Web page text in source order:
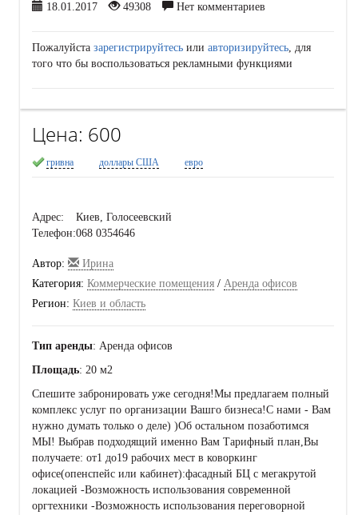
18.01.2017 49308 Нет комментариев
Пожалуйста зарегистрируйтесь или авторизируйтесь, для
того что бы воспользоваться рекламными функциями
Цена: 600
гривна доллары США евро
Адрес:
Киев, Голосеевский
Телефон:068 0354646
Автор:
Ирина
Категория: Коммерческие помещения / Аренда офисов
Регион: Киев и область
Тип аренды: Аренда офисов
Площадь: 20 м2
Спешите забронировать уже сегодня!Мы предлагаем полный
комплекс услуг по организации Вашго бизнеса!С нами - Вам
нужно думать только о деле) )Об остальном позаботимся
МЫ! Выбрав подходящий именно Вам Тарифный план,Вы
получаете: от1 до19 рабочих мест в коворкинг
офисе(опенспейс или кабинет):фасадный БЦ с мегакрутой
локацией -Возможность использования современной
оргтехники -Возможность использования переговорной